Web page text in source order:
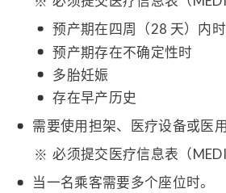
预产期在四周（28 天）内时
预产期存在不确定性时
多胎妊娠
存在早产历史
需要使用担架、医疗设备或医
必须提交医疗信息表（
当一名乘客需要多个座位时。